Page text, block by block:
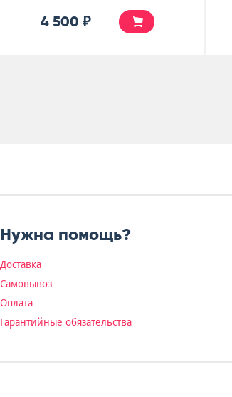
6 500 ₽
Нужна помощь?
Доставка
Самовывоз
Оплата
Гарантийные обязательства